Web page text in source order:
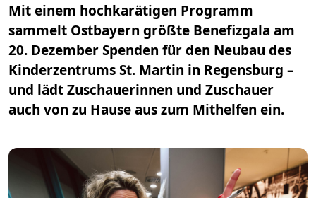
Mit einem hochkarätigen Programm
sammelt Ostbayern größte Benefizgala am
20. Dezember Spenden für den Neubau des
Kinderzentrums St. Martin in Regensburg –
und lädt Zuschauerinnen und Zuschauer
auch von zu Hause aus zum Mithelfen ein.